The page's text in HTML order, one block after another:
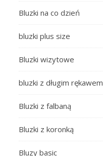
Bluzki na co dzień
bluzki plus size
Bluzki wizytowe
bluzki z długim rękawem
Bluzki z falbaną
Bluzki z koronką
Bluzy basic